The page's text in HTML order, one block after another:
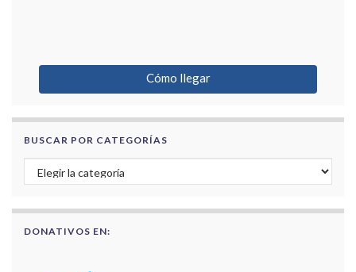
Cómo llegar
BUSCAR POR CATEGORÍAS
Buscar por categorías
DONATIVOS EN: